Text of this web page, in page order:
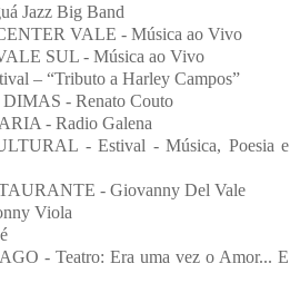
Jazz Big Band
VALE - Música ao Vivo
SUL - Música ao Vivo
– “Tributo a Harley Campos”
- Renato Couto
- Radio Galena
- Estival - Música, Poesia e
- Giovanny Del Vale
Viola
- Teatro: Era uma vez o Amor... E